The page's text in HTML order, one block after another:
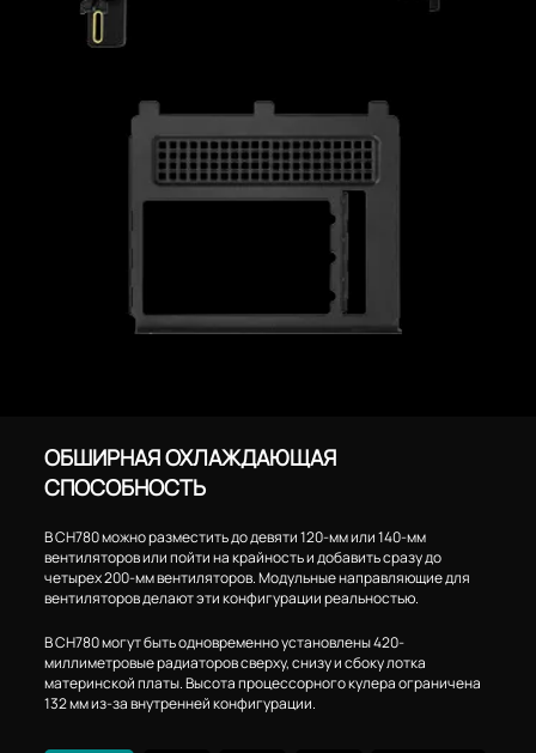
ОБШИРНАЯ ОХЛАЖДАЮЩАЯ
СПОСОБНОСТЬ
В CH780 можно разместить до девяти 120-мм или 140-мм
вентиляторов или пойти на крайность и добавить сразу до
четырех 200-мм вентиляторов. Модульные направляющие для
вентиляторов делают эти конфигурации реальностью.
В CH780 могут быть одновременно установлены 420-
миллиметровые радиаторов сверху, снизу и сбоку лотка
материнской платы. Высота процессорного кулера ограничена
132 мм из-за внутренней конфигурации.